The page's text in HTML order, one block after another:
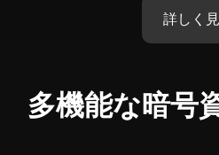
詳しく
多機能な暗号